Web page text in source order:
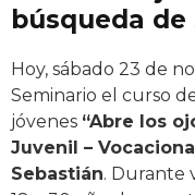
búsqueda
Hoy, sábado 23 de
Seminario el curso
jóvenes “Abre los
Juvenil –
Sebastián. Durante